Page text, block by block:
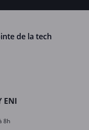
de la tech
ENI
8h